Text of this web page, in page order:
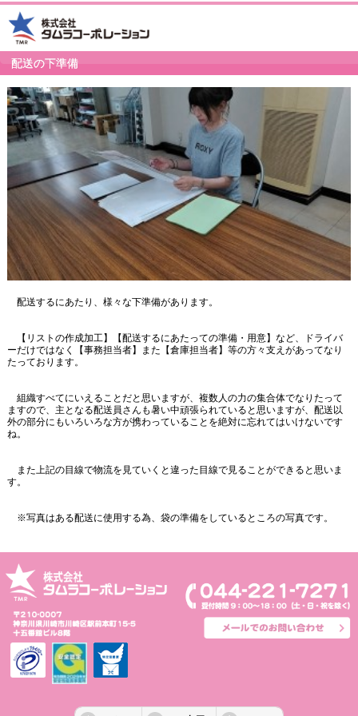
配送の下準備
配送するにあたり、様々な下準備があります。
【リストの作成加工】【配送するにあたっての準備・用意】など、ドライバ
ーだけではなく【事務担当者】また【倉庫担当者】等の方々支えがあってなり
たっております。
組織すべてにいえることだと思いますが、複数人の力の集合体でなりたって
ますので、主となる配送員さんも暑い中頑張られていると思いますが、配送以
外の部分にもいろいろな方が携わっていることを絶対に忘れてはいけないです
ね。
また上記の目線で物流を見ていくと違った目線で見ることができると思いま
す。
※写真はある配送に使用する為、袋の準備をしているところの写真です。